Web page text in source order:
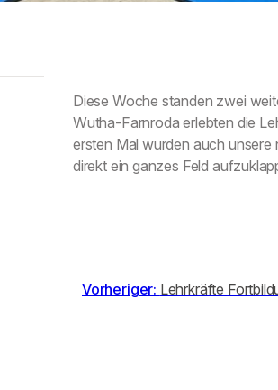
Diese Woche standen zwei
Wutha-Farnroda erlebten die
ersten Mal wurden auch unsere
direkt ein ganzes Feld
Vorheriger: Lehrkräfte